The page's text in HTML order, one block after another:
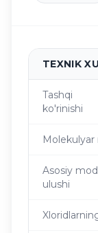
TEXNIK
Tashqi
ko'rinishi
Molekulyar
Asosiy
ulushi